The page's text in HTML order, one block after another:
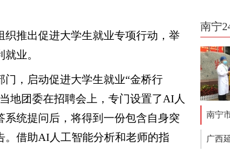
推出促进大学生就业专项行动，举
业。
，启动促进大学生就业“金桥行
地团委在招聘会上，专门设置了AI人
统提问后，将得到一份包含自身突
。借助AI人工智能分析和老师的指
南宁
南宁
广西